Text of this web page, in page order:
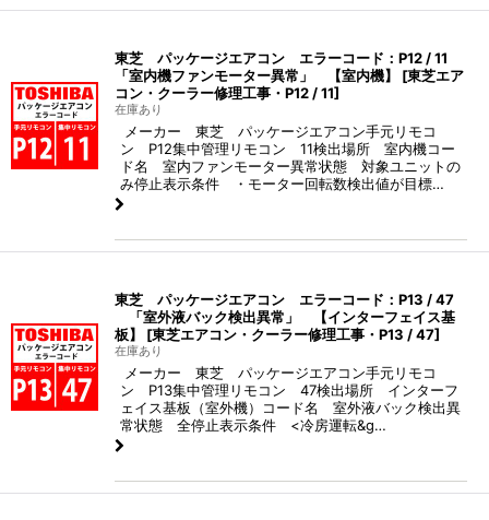
東芝 パッケージエアコン エラーコード：P12 / 11
「室内機ファンモーター異常」 【室内機】
[東芝エア
コン・クーラー修理工事・P12 / 11]
在庫あり
メーカー 東芝 パッケージエアコン手元リモコ
ン P12集中管理リモコン 11検出場所 室内機コー
ド名 室内ファンモーター異常状態 対象ユニットの
み停止表示条件 ・モーター回転数検出値が目標…
東芝 パッケージエアコン エラーコード：P13 / 47
「室外液バック検出異常」 【インターフェイス基
板】
[東芝エアコン・クーラー修理工事・P13 / 47]
在庫あり
メーカー 東芝 パッケージエアコン手元リモコ
ン P13集中管理リモコン 47検出場所 インターフ
ェイス基板（室外機）コード名 室外液バック検出異
常状態 全停止表示条件 <冷房運転&g…